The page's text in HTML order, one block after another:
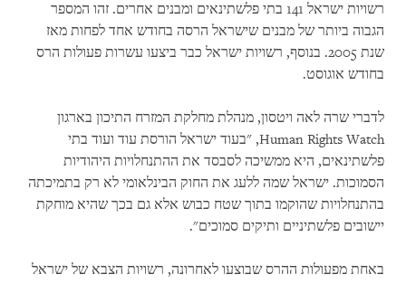
רשויות ישראל 141 בתי פלשתינאים ומבנים אחרים. זהו המספר
הגבוה ביותר של מבנים שישראל הרסה בחודש אחד לפחות מאז
שנת 2005. בנוסף, רשויות ישראל כבר ביצעו עשרות פעולות הרס
בחודש אוגוסט.
לדברי שרה לאה ויטסון, מנהלת מחלקת המזרח התיכון בארגון
Human Rights Watch, "בעוד ישראל הורסת עוד ועוד בתי
פלשתינאים, היא ממשיכה לסבסד את ההתנחלויות היהודיות
הסמוכות. ישראל שמה ללעג את החוק הבינלאומי לא רק בתמיכתה
בהתנחלויות שהוקמו בתוך שטח כבוש אלא גם בכך שהיא מוחקת
יישובים פלשתיניים ותיקים סמוכים".
באחת מפעולות ההרס שבוצעו לאחרונה, רשויות הצבא של ישראל